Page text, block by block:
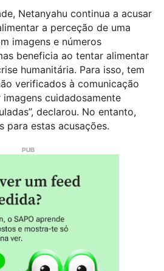
Netanyahu continua a acusar
a perceção de uma
imagens e números
beneficia ao tentar alimentar
humanitária. Para isso, tem
verificados à comunicação
cuidadosamente
declarou. No entanto,
para estas acusações.